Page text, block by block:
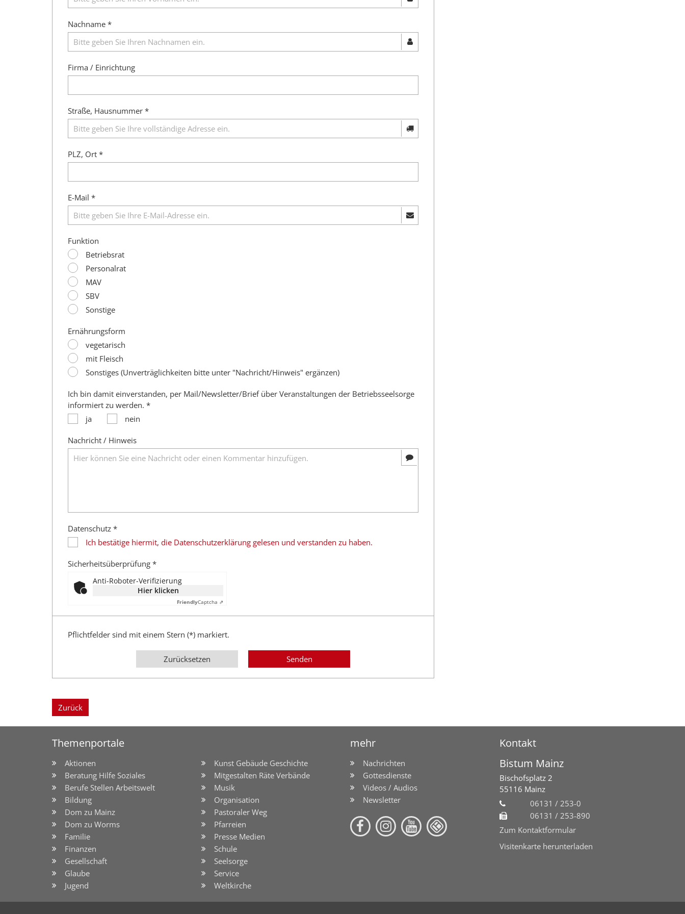
Nachname *
Firma / Einrichtung
Straße, Hausnummer *
PLZ, Ort *
E-Mail *
Funktion
Betriebsrat
Personalrat
MAV
SBV
Sonstige
Ernährungsform
vegetarisch
mit Fleisch
Sonstiges (Unverträglichkeiten bitte unter "Nachricht/Hinweis" ergänzen)
Ich bin damit einverstanden, per Mail/Newsletter/Brief über Veranstaltungen der Betriebsseelsorge
informiert zu werden. *
ja
nein
Nachricht / Hinweis
Datenschutz *
Ich bestätige hiermit, die Datenschutzerklärung gelesen und verstanden zu haben.
Sicherheitsüberprüfung *
Anti-Roboter-Verifizierung
Hier klicken
FriendlyCaptcha ⇗
Pflichtfelder sind mit einem Stern (*) markiert.
Zurücksetzen
Zurück
Themenportale mehr Kontakt
Aktionen
Beratung Hilfe Soziales
Berufe Stellen Arbeitswelt
Bildung
Dom zu Mainz
Dom zu Worms
Familie
Finanzen
Gesellschaft
Glaube
Jugend
Kunst Gebäude Geschichte
Mitgestalten Räte Verbände
Musik
Organisation
Pastoraler Weg
Pfarreien
Presse Medien
Schule
Seelsorge
Service
Weltkirche
Nachrichten
Gottesdienste
Videos / Audios
Newsletter
Bistum Mainz
Bischofsplatz 2
55116 Mainz
06131 / 253-0
06131 / 253-890
Zum Kontaktformular
Visitenkarte herunterladen